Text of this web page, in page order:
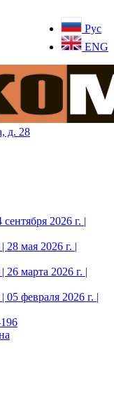
Рус
ENG
д. 28
2026 г. |
мая 2026 г. |
марта 2026 г. |
февраля 2026 г. |